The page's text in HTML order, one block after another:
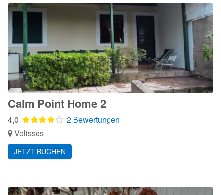
Calm Point Home 2
4,0
2 Bewertungen
Volissos
JETZT BUCHEN